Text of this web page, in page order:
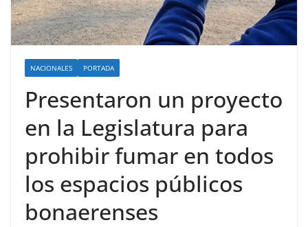
NACIONALES PORTADA
Presentaron un proyecto
en la Legislatura para
prohibir fumar en todos
los espacios públicos
bonaerenses